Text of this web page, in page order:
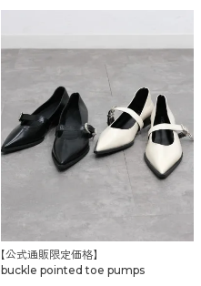
【公式通販限定価格】
buckle pointed toe pumps